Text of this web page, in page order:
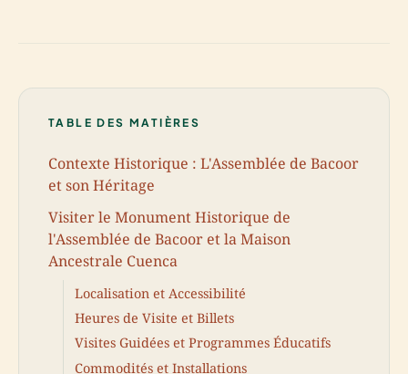
TABLE DES MATIÈRES
Contexte Historique : L'Assemblée de Bacoor
et son Héritage
Visiter le Monument Historique de
l'Assemblée de Bacoor et la Maison
Ancestrale Cuenca
Localisation et Accessibilité
Heures de Visite et Billets
Visites Guidées et Programmes Éducatifs
Commodités et Installations